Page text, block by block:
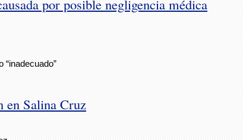
por posible negligencia médica
en Salina Cruz